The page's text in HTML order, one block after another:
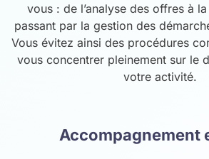
vous : de l’analyse des offres à
passant par la gestion des
Vous évitez ainsi des procédures
vous concentrer pleinement sur le
votre activité.
Accompagnement